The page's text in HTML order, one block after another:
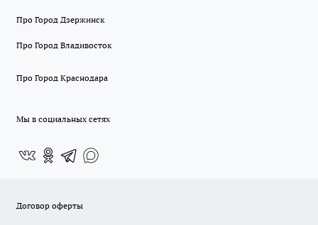
Про Город Дзержинск
Про Город Владивосток
Про Город Краснодара
Мы в социальных сетях
Договор оферты